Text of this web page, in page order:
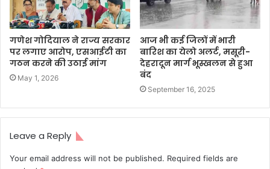
गणेश गोदियाल ने राज्य सरकार
पर लगाए आरोप, एसआईटी का
गठन करने की उठाई मांग
May 1, 2026
आज भी कई जिलों में भारी
बारिश का येलो अलर्ट, मसूरी-
देहरादून मार्ग भूस्खलन से हुआ
बंद
September 16, 2025
Leave a Reply
Your email address will not be published. Required fields are